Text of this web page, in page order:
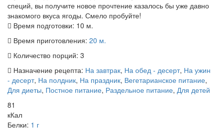
специй, вы получите новое прочтение казалось бы уже давно
знакомого вкуса ягоды. Смело пробуйте!
Время подготовки: 10 м.
Время приготовления: 20 м.
Количество порций: 3
Назначение рецепта: На завтрак, На обед - десерт, На ужин
- десерт, На полдник, На праздник, Вегетарианское питание,
Для диеты, Постное питание, Раздельное питание, Для детей
81
кКал
Белки: 1 г